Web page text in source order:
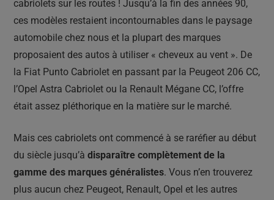
cabriolets sur les routes ! Jusqu’à la fin des années 90,
ces modèles restaient incontournables dans le paysage
automobile chez nous et la plupart des marques
proposaient des autos à utiliser « cheveux au vent ». De
la Fiat Punto Cabriolet en passant par la Peugeot 206 CC,
l’Opel Astra Cabriolet ou la Renault Mégane CC, l’offre
était assez pléthorique en la matière sur le marché.
Mais ces cabriolets ont commencé à se raréfier au début
du siècle jusqu’à disparaître complètement de la
gamme des marques généralistes. Vous n’en trouverez
plus aucun chez Peugeot, Renault, Opel et les autres